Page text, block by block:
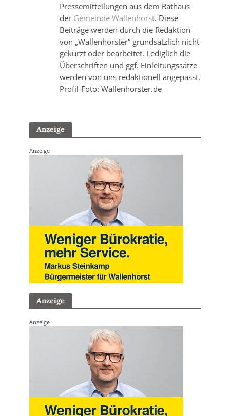
Pressemitteilungen aus dem Rathaus
der Gemeinde Wallenhorst. Diese
Beiträge werden durch die Redaktion
von „Wallenhorster“ grundsätzlich nicht
gekürzt oder bearbeitet. Lediglich die
Überschriften und ggf. Einleitungssätze
werden von uns redaktionell angepasst.
Profil-Foto: Wallenhorster.de
Anzeige
Anzeige
Anzeige
Anzeige